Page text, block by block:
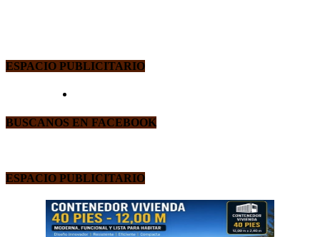
ESPACIO PUBLICITARIO
BUSCANOS EN FACEBOOK
ESPACIO PUBLICITARIO